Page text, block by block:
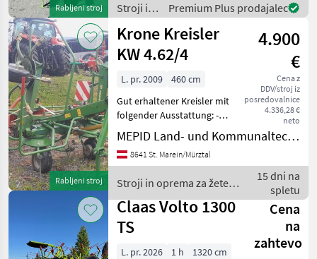
Rabljeni stroj
Stroji in
oprema
za žetev
in
spravilo
/ Krone
Premium Plus prodajalec
Rabljeni stroj
Krone Kreisler
KW 4.62/4
4.900
€
Cena z
DDV/stroj iz
posredovalnice
4.336,28 €
neto
L. pr. 2009
460 cm
Gut erhaltener Kreisler mit
folgender Ausstattung: -
hydraulisch Klappbar, -
mechanische
Grenzstreueinrichtung, -
4, 6 Meter, Nadmo
MEPID Land- und Kommunaltechnik GmbH
8641 St. Marein/Mürztal
Stroji in oprema za žetev
in spravilo / Krone
15 dni na
spletu
Claas Volto 1300
TS
Cena
na
zahtevo
L. pr. 2026 1 h
1320 cm